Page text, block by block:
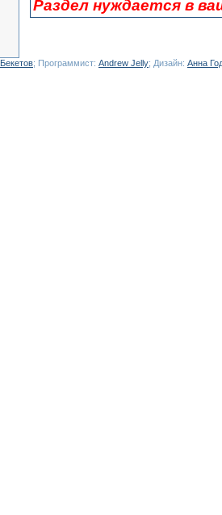
Раздел нуждается в
; Программист: Andrew Jelly; Дизайн: Анна